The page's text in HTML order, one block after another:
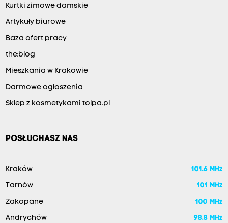
Kurtki zimowe damskie
Artykuły biurowe
Baza ofert pracy
the:blog
Mieszkania w Krakowie
Darmowe ogłoszenia
Sklep z kosmetykami tolpa.pl
POSŁUCHASZ NAS
Kraków 101.6 MHz
Tarnów 101 MHz
Zakopane 100 MHz
Andrychów 98.8 MHz